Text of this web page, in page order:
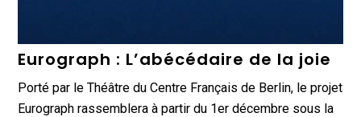
Eurograph : L’abécédaire de la joie
Porté par le Théâtre du Centre Français de Berlin, le projet
Eurograph rassemblera à partir du 1er décembre sous la